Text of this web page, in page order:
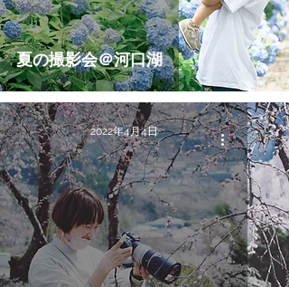
夏の撮影会＠河口湖
2022年4月4日